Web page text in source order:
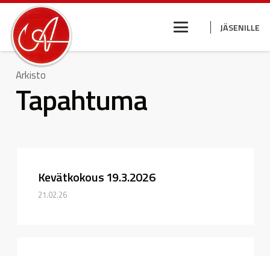
JÄSENILLE
Arkisto
Tapahtuma
Kevätkokous 19.3.2026
21.02.26